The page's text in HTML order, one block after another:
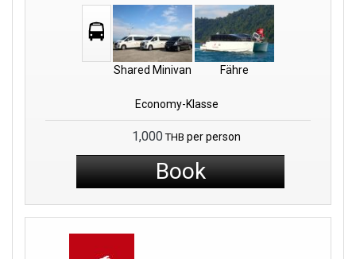
Shared Minivan Fähre
Economy-Klasse
1,000 THB per person
Book